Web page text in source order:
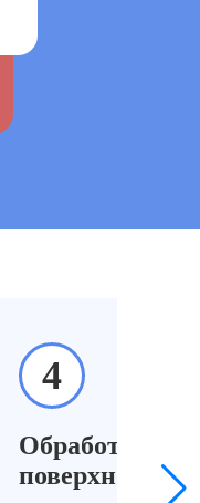
→ дезинсекция и
4
Обработка
поверхностей